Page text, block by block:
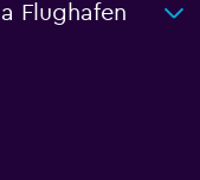
Flughafen